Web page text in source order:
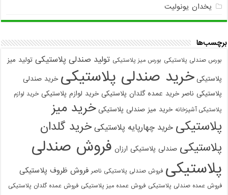
یخدان یونولیت
برچسب‌ها
بورس صندلی پلاستیکی بورس میز پلاستیکی تولید صندلی پلاستیکی تولید میز
پلاستیکی خرید صندلی پلاستیکی خرید صندلی
پلاستیکی ناصر خرید عمده گلدان پلاستیکی خرید لوازم پلاستیکی خرید لوازم
پلاستیکی آشپزخانه خرید میز صندلی پلاستیکی خرید میز
پلاستیکی خرید چهارپایه پلاستیکی خرید گلدان
پلاستیکی صندلی پلاستیکی ارزان فروش صندلی
پلاستیکی فروش صندلی پلاستیکی ناصر فروش ظروف پلاستیکی
فروش عمده صندلی پلاستیکی فروش عمده میز پلاستیکی فروش عمده گلدان پلاستیکی